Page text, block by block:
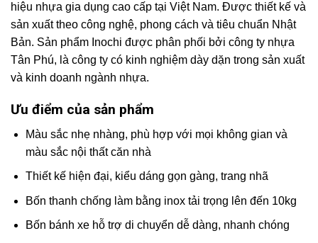
hiệu nhựa gia dụng cao cấp tại Việt Nam. Được thiết kế và
sản xuất theo công nghệ, phong cách và tiêu chuẩn Nhật
Bản. Sản phẩm Inochi được phân phối bởi công ty nhựa
Tân Phú, là công ty có kinh nghiệm dày dặn trong sản xuất
và kinh doanh ngành nhựa.
Ưu điểm của sản phẩm
Màu sắc nhẹ nhàng, phù hợp với mọi không gian và
màu sắc nội thất căn nhà
Thiết kế hiện đại, kiểu dáng gọn gàng, trang nhã
Bốn thanh chống làm bằng inox tải trọng lên đến 10kg
Bốn bánh xe hỗ trợ di chuyển dễ dàng, nhanh chóng